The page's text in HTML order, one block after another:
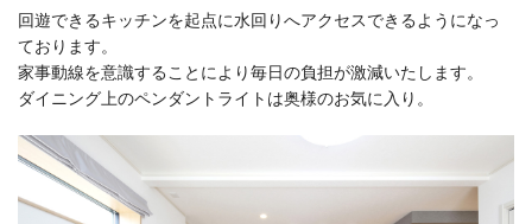
回遊できるキッチンを起点に水回りへアクセスできるようになっ
ております。
家事動線を意識することにより毎日の負担が激減いたします。
ダイニング上のペンダントライトは奥様のお気に入り。